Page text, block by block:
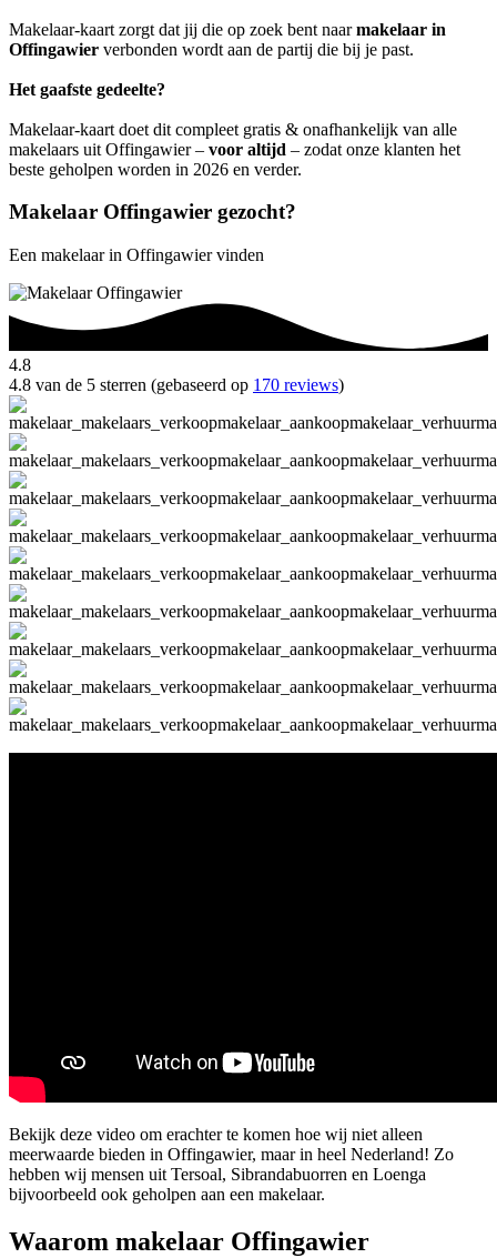
Makelaar-kaart zorgt dat jij die op zoek bent naarmakelaar in
Offingawier verbonden wordt aan de partij die bij je past.
Het gaafste gedeelte?
Makelaar-kaart doet dit compleet gratis & onafhankelijk van alle
makelaars uit Offingawier – voor altijd – zodat onze klanten het
beste geholpen worden in 2026 en verder.
Makelaar Offingawier gezocht?
Een makelaar in Offingawier vinden
4.8
4.8 van de 5 sterren (gebaseerd op 170 reviews)
Bekijk deze video om erachter te komen hoe wij niet alleen
meerwaarde bieden in Offingawier, maar in heel Nederland! Zo
hebben wij mensen uit Tersoal, Sibrandabuorren en Loenga
bijvoorbeeld ook geholpen aan een makelaar.
Waarom makelaar Offingawier